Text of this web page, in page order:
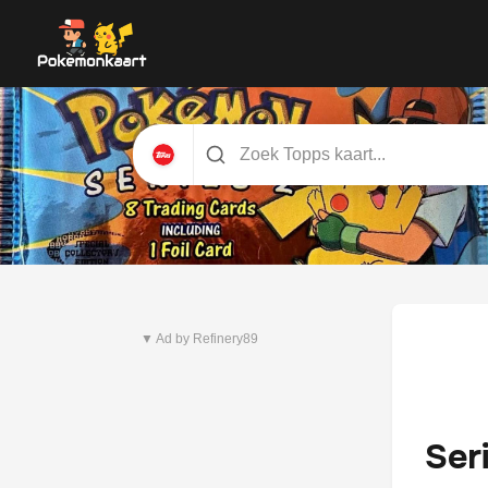
Pitch Black
▼ Ad by Refinery89